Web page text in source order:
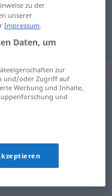
,Anwohner
zu der
unserer
Impressum.
Daten, um
zur
und/oder Zugriff auf
Werbung und Inhalte,
und